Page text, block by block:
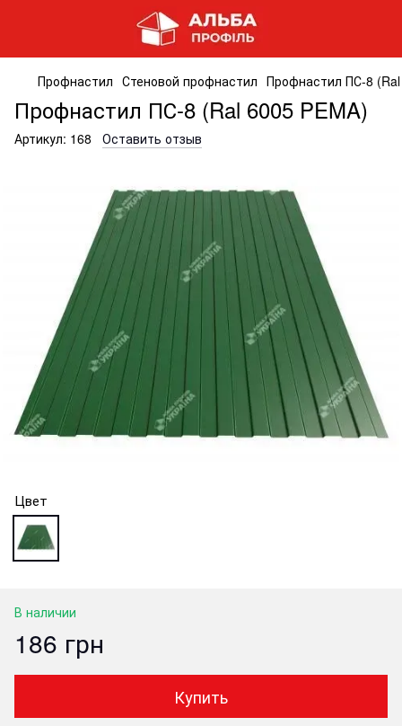
Профнастил Стеновой профнастил Профнастил ПС-8
Профнастил ПС-8 (Ral 6005 PEMA)
Артикул: 168 Оставить отзыв
Цвет
В наличии
186 грн
Купить